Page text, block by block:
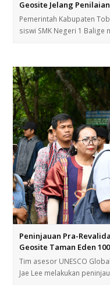
Geosite Jelang Penilaian
Pemerintah Kabupaten
siswi SMK Negeri 1
Peninjauan Pra-
Geosite Taman Eden 100
Tim asesor UNESCO
Jae Lee melakukan